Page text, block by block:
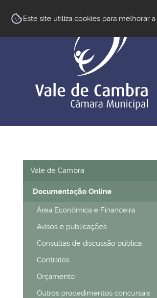
Este site utiliza cookies para melhorar
Vale de Cambra
Documentação Online
Área Económica e Financeira
Avisos e publicações
Consultas de discussão pública
Contratos
Orçamento
Outros procedimentos concursais